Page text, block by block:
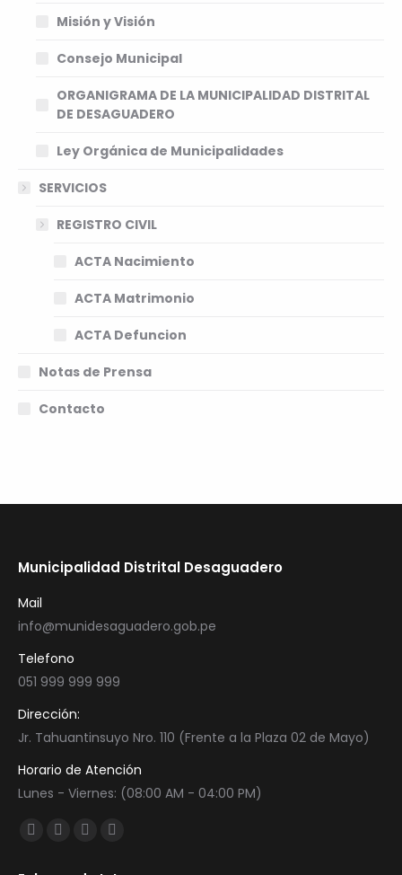
Misión y Visión
Consejo Municipal
ORGANIGRAMA DE LA MUNICIPALIDAD DISTRITAL
DE DESAGUADERO
Ley Orgánica de Municipalidades
SERVICIOS
REGISTRO CIVIL
ACTA Nacimiento
ACTA Matrimonio
ACTA Defuncion
Notas de Prensa
Contacto
Municipalidad Distrital Desaguadero
Mail
info@munidesaguadero.gob.pe
Telefono
051 999 999 999
Dirección:
Jr. Tahuantinsuyo Nro. 110 (Frente a la Plaza 02 de Mayo)
Horario de Atención
Lunes - Viernes: (08:00 AM - 04:00 PM)
Encuéntranos en:
Facebook
TwitterYouTubeInstagram